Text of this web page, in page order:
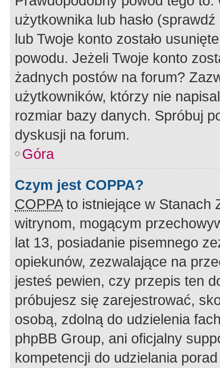
użytkownika lub hasło
lub Twoje konto zostało
powodu. Jeżeli Twoje konto
żadnych postów na forum?
użytkowników, którzy nie
rozmiar bazy danych. Spróbuj
dyskusji na forum.
Góra
Czym jest COPPA?
COPPAto istniejące w Stanach
witrynom, mogącym
lat 13, posiadanie pisemnego
opiekunów, zezwalające na
jesteś pewien, czy przepis ten
próbujesz się zarejestrować,
osobą, zdolną do udzielenia
phpBB Group, ani oficjalny
kompetencji do udzielania